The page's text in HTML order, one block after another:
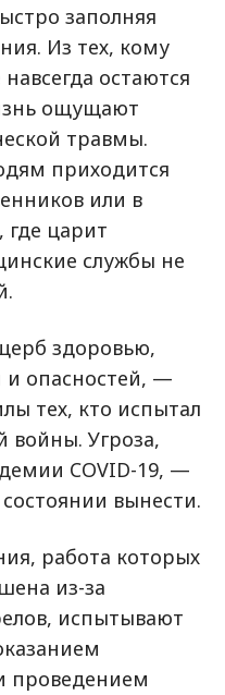
заполняя
Из тех, кому
остаются
ощущают
травмы.
приходится
или в
где царит
службы не
здоровью,
и опасностей, —
тех, кто испытал
войны. Угроза,
COVID-19, —
вынести.
работа которых
из-за
испытывают
проведением